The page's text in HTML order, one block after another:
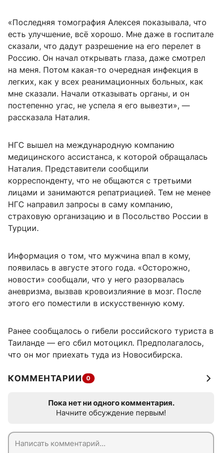
«Последняя томография Алексея показывала, что
есть улучшение, всё хорошо. Мне даже в госпитале
сказали, что дадут разрешение на его перелет в
Россию. Он начал открывать глаза, даже смотрел
на меня. Потом какая-то очередная инфекция в
легких, как у всех реанимационных больных, как
мне сказали. Начали отказывать органы, и он
постепенно угас, не успела я его вывезти», —
рассказала Наталия.
НГС вышел на международную компанию
медицинского ассистанса, к которой обращалась
Наталия. Представители сообщили
корреспонденту, что не общаются с третьими
лицами и занимаются репатриацией. Тем не менее
НГС направил запросы в саму компанию,
страховую организацию и в Посольство России в
Турции.
Информация о том, что мужчина впал в кому,
появилась в августе этого года. «Осторожно,
новости» сообщали, что у него разорвалась
аневризма, вызвав кровоизлияние в мозг. После
этого его поместили в искусственную кому.
Ранее сообщалось о гибели российского туриста в
Таиланде — его сбил мотоцикл. Предполагалось,
что он мог приехать туда из Новосибирска.
КОММЕНТАРИИ 0
Пока нет ни одного комментария.
Начните обсуждение первым!